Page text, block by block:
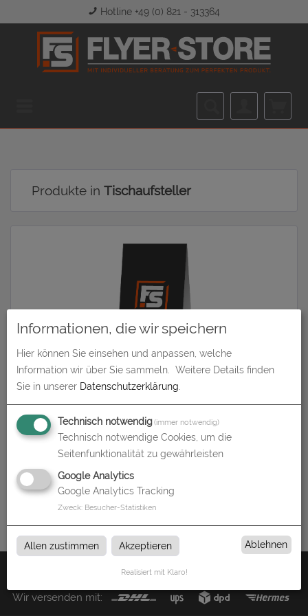
Hotline +49 (0) 821 - 313364
Produkte in Tischaufsteller
Tischaufsteller
Tischaufsteller
Tischaufsteller bei flyer-store in Augsburg
Wir versenden mit:
Informationen, die wir speichern
Hier können Sie einsehen und anpassen, welche
Information wir über Sie sammeln.
Weitere Details finden
Sie in unserer Datenschutzerklärung
Technisch notwendig(immer notwendig)
Technisch notwendige Cookies, um die
Seitenfunktionalität zu gewährleisten
Google Analytics
Google Analytics Tracking
Zweck: Besucher-Statistiken
Allen zustimmen Akzeptieren Ablehnen
Realisiert mit Klaro!